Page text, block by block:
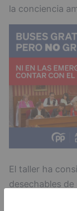
la conciencia
El taller ha
desechables